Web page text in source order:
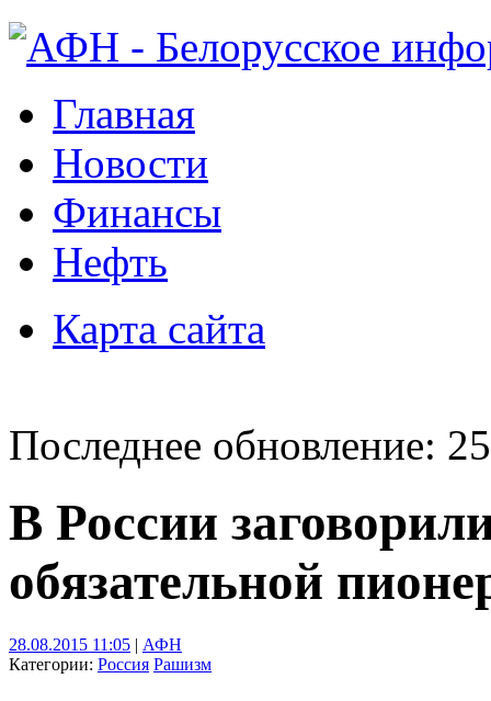
Главная
Новости
Финансы
Нефть
Карта сайта
Последнее обновление:
В России
обязательной
28.08.2015 11:05 | АФН
Категории: Россия Рашизм